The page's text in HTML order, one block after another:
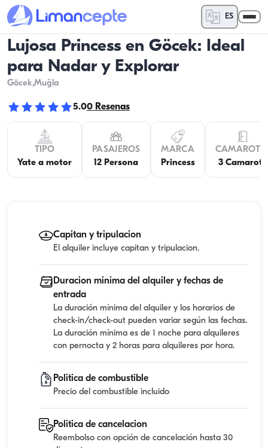
ES
Lujosa Princess en Göcek: Ideal
para Nadar y Explorar
Göcek,Muğla
5.00 Resenas
TIPO
Yate a motor
PASAJEROS
12 Persona
MARCA
Princess
3 Camarote
Capitan y tripulacion
El alquiler incluye capitan y tripulacion.
Duracion minima del alquiler y fechas de
entrada
La duración mínima del alquiler y los horarios de
check-in/check-out pueden variar según las fechas.
La duración mínima es de 1 noche para alquileres
con pernocta y 2 horas para alquileres por hora.
Politica de combustible
Precio del combustible incluido
Politica de cancelacion
Reembolso con opción de cancelación hasta 30